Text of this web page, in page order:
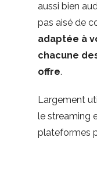
aussi bien
pas aisé de
adaptée à
chacune
offre.
Largement
le streaming
plateformes